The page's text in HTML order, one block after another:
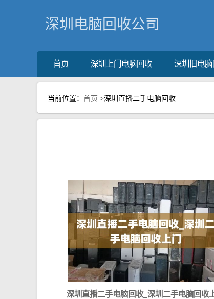
深圳电脑回收公司
首页 深圳上门电脑回收 深圳旧电脑
当前位置： 首页 >深圳直播二手电脑回收
深圳直播二手电脑回收_深圳二手电脑回收上